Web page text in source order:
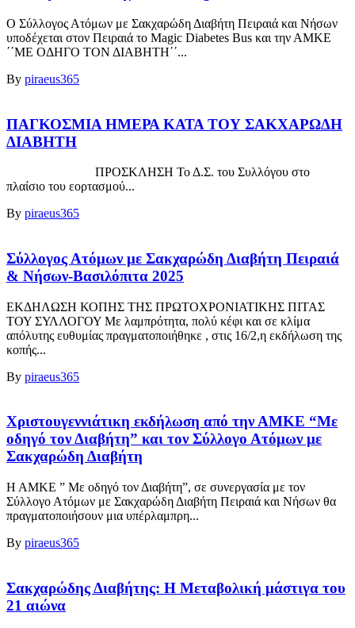
Ο Σύλλογος Ατόμων με Σακχαρώδη Διαβήτη Πειραιά και Νήσων
υποδέχεται στον Πειραιά το Magic Diabetes Bus και την ΑΜΚΕ
΄΄ΜΕ ΟΔΗΓΟ ΤΟΝ ΔΙΑΒΗΤΗ΄΄...
By piraeus365
ΠΑΓΚΟΣΜΙΑ ΗΜΕΡΑ ΚΑΤΑ ΤΟΥ ΣΑΚΧΑΡΩΔΗ
ΔΙΑΒΗΤΗ
ΠΡΟΣΚΛΗΣΗ Το Δ.Σ. του Συλλόγου στο
πλαίσιο του εορτασμού...
By piraeus365
Σύλλογος Ατόμων με Σακχαρώδη Διαβήτη Πειραιά
& Νήσων-Βασιλόπιτα 2025
ΕΚΔΗΛΩΣΗ ΚΟΠΗΣ ΤΗΣ ΠΡΩΤΟΧΡΟΝΙΑΤΙΚΗΣ ΠΙΤΑΣ
ΤΟΥ ΣΥΛΛΟΓΟΥ Με λαμπρότητα, πολύ κέφι και σε κλίμα
απόλυτης ευθυμίας πραγματοποιήθηκε , στις 16/2,η εκδήλωση της
κοπής...
By piraeus365
Χριστουγεννιάτικη εκδήλωση από την ΑΜΚΕ “Με
οδηγό τον Διαβήτη” και τον Σύλλογο Ατόμων με
Σακχαρώδη Διαβήτη
Η ΑΜΚΕ ” Με οδηγό τον Διαβήτη”, σε συνεργασία με τον
Σύλλογο Ατόμων με Σακχαρώδη Διαβήτη Πειραιά και Νήσων θα
πραγματοποιήσουν μια υπέρλαμπρη...
By piraeus365
Σακχαρώδης Διαβήτης: Η Μεταβολική μάστιγα του
21 αιώνα